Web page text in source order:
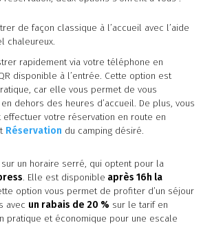
CAMPING PARC DE LA
CHAUDIÈRE
de façon classique à l’accueil avec l’aide
chaleureux.
rapidement via votre téléphone en
disponible à l’entrée. Cette option est
car elle vous permet de vous
dehors des heures d’accueil. De plus, vous
effectuer votre réservation en route en
Réservation du camping désiré.
un horaire serré, qui optent pour la
. Elle est disponible après 16h la
option vous permet de profiter d’un séjour
avec un rabais de 20 % sur le tarif en
pratique et économique pour une escale